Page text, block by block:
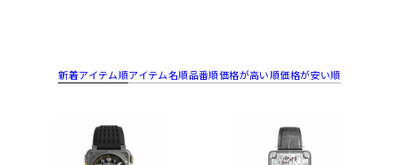
新着アイテム順アイテム名順品番順価格が高い順価格が安い順